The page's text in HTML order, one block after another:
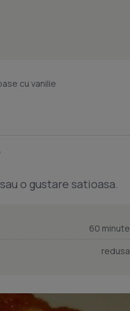
cu vanilie
o gustare satioasa.
60 minute
redusa